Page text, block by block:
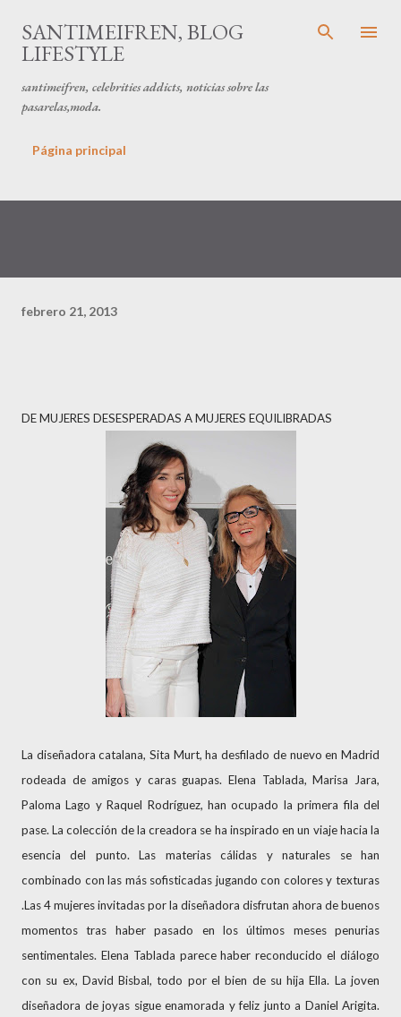
Ir al contenido principal
SANTIMEIFREN, BLOG
LIFESTYLE
santimeifren, celebrities addicts, noticias sobre las
pasarelas,moda.
Página principal
febrero 21, 2013
DE MUJERES DESESPERADAS A MUJERES EQUILIBRADAS
La diseñadora catalana, Sita Murt, ha desfilado de nuevo en Madrid
rodeada de amigos y caras guapas. Elena Tablada, Marisa Jara,
Paloma Lago y Raquel Rodríguez, han ocupado la primera fila del
pase. La colección de la creadora se ha inspirado en un viaje hacia la
esencia del punto. Las materias cálidas y naturales se han
combinado con las más sofisticadas jugando con colores y texturas
.Las 4 mujeres invitadas por la diseñadora disfrutan ahora de buenos
momentos tras haber pasado en los últimos meses penurias
sentimentales. Elena Tablada parece haber reconducido el diálogo
con su ex, David Bisbal, todo por el bien de su hija Ella. La joven
diseñadora de joyas sigue enamorada y feliz junto a Daniel Arigita.